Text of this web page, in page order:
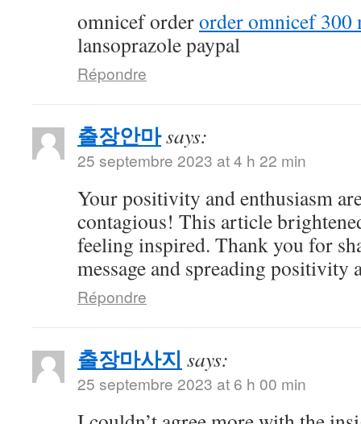
omnicef orderorder omnicef 300
lansoprazole paypal
Répondre
출장안마says:
25 septembre 2023 at 4 h 22 min
Your positivity and enthusiasm
contagious! This article
feeling inspired. Thank you for
message and spreading positivity
Répondre
출장마사지 says:
25 septembre 2023 at 6 h 00 min